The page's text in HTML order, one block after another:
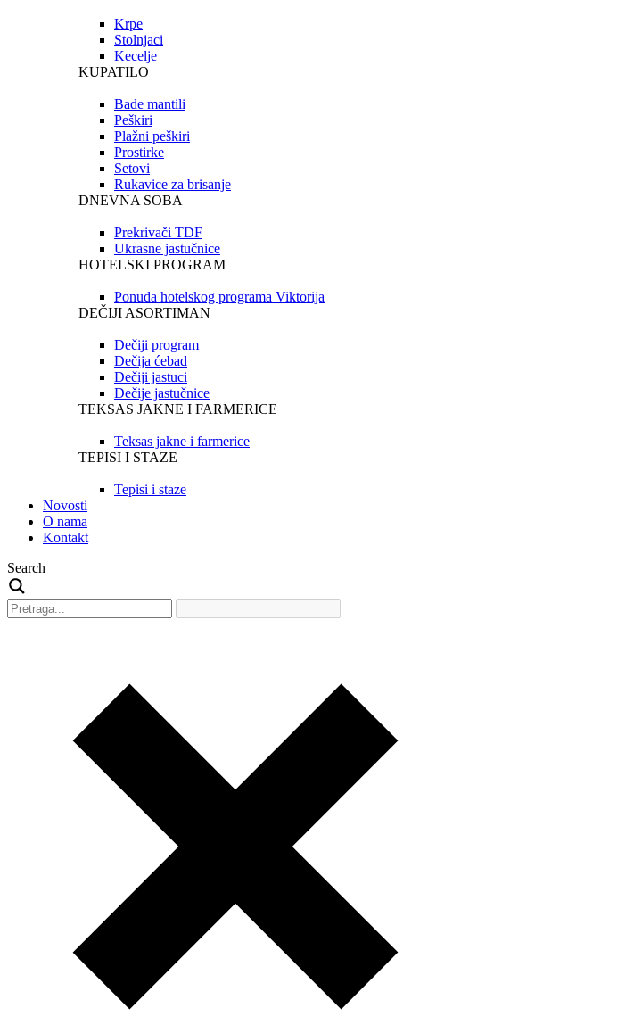
Krpe
Stolnjaci
Kecelje
KUPATILO
Bade mantili
Peškiri
Plažni peškiri
Prostirke
Setovi
Rukavice za brisanje
DNEVNA SOBA
Prekrivači TDF
Ukrasne jastučnice
HOTELSKI PROGRAM
Ponuda hotelskog programa Viktorija
DEČIJI ASORTIMAN
Dečiji program
Dečija ćebad
Dečiji jastuci
Dečije jastučnice
TEKSAS JAKNE I FARMERICE
Teksas jakne i farmerice
TEPISI I STAZE
Tepisi i staze
Novosti
O nama
Kontakt
Search